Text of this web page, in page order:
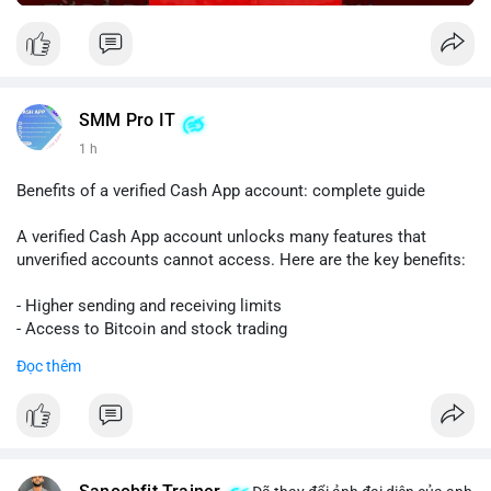
SMM Pro IT
1 h
Benefits of a verified Cash App account: complete guide
A verified Cash App account unlocks many features that
unverified accounts cannot access. Here are the key benefits:
- Higher sending and receiving limits
- Access to Bitcoin and stock trading
- Ability to link a bank account or card
To get verified, you need to provide your full name, date of
Đọc thêm